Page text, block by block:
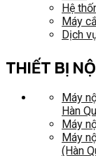
Hệ
Máy
Dịch
THIẾT BỊ
Máy
Hàn
Máy
Máy
(Hàn